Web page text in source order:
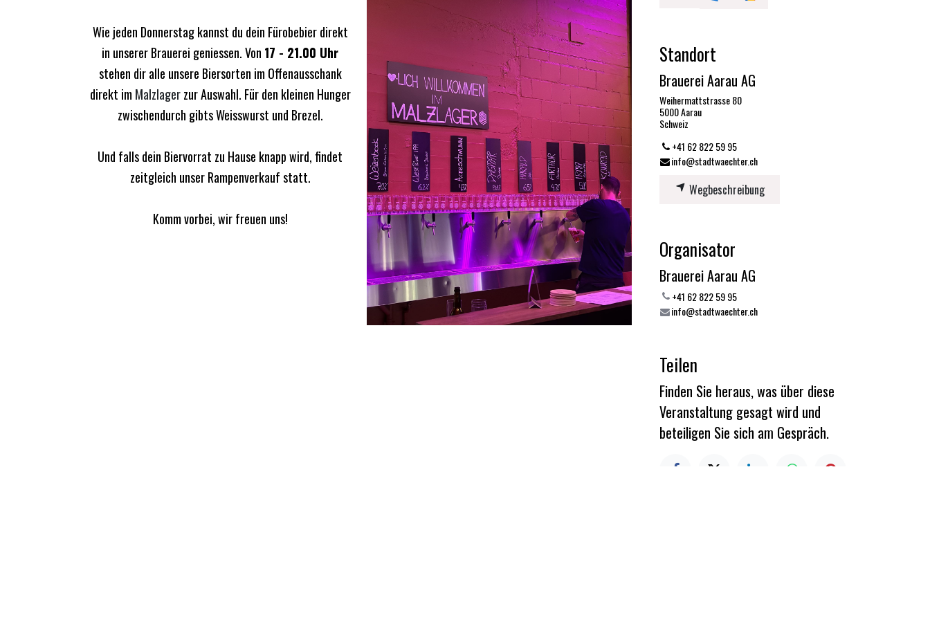
Wie jeden Donnerstag kannst du dein Fürobebier direkt
in unserer Brauerei geniessen. Von 17 - 21.00 Uhr
stehen dir alle unsere Biersorten im Offenausschank
direkt im Malzlagerzur Auswahl. Für den kleinen Hunger
zwischendurch gibts Weisswurst und Brezel.
Und falls dein Biervorrat zu Hause knapp wird, findet
zeitgleich unser Rampenverkauf statt.
Komm vorbei, wir freuen uns!
Standort
Brauerei Aarau AG
Weihermattstrasse 80
5000 Aarau
Schweiz
+41 62 822 59 95
info@stadtwaechter.ch
Wegbeschreibung
Organisator
Brauerei Aarau AG
+41 62 822 59 95
info@stadtwaechter.ch
Teilen
Finden Sie heraus, was über diese
Veranstaltung gesagt wird und
beteiligen Sie sich am Gespräch.